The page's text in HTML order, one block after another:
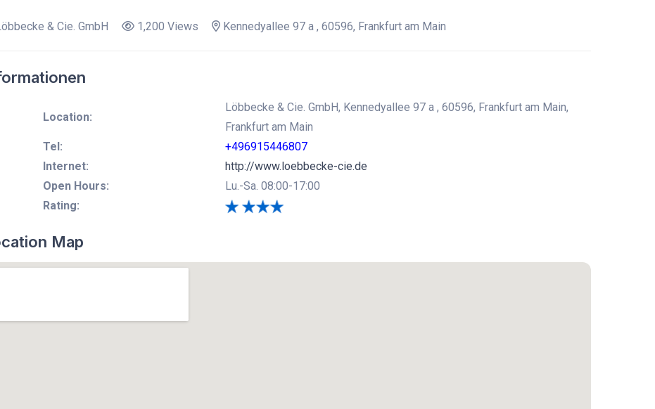
& Cie. GmbH 1,200 Views Kennedyallee 97 a , 60596, Frankfurt am Main
Location:
Löbbecke & Cie. GmbH, Kennedyallee 97 a , 60596, Frankfurt am Main,
Frankfurt am Main
Tel:
+496915446807
Internet:
http://www.loebbecke-cie.de
Open Hours:
Lu.-Sa. 08:00-17:00
Rating:
Map